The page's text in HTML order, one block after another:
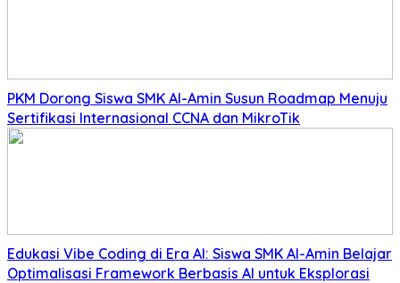
PKM Dorong Siswa SMK Al-Amin Susun Roadmap Menuju
Sertifikasi Internasional CCNA dan MikroTik
Edukasi Vibe Coding di Era AI: Siswa SMK Al-Amin Belajar
Optimalisasi Framework Berbasis AI untuk Eksplorasi